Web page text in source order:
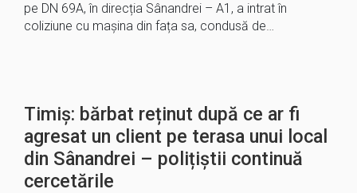
pe DN 69A, în direcția Sânandrei – A1, a intrat în
coliziune cu mașina din fața sa, condusă de…
Timiș: bărbat reținut după ce ar fi
agresat un client pe terasa unui local
din Sânandrei – polițiștii continuă
cercetările